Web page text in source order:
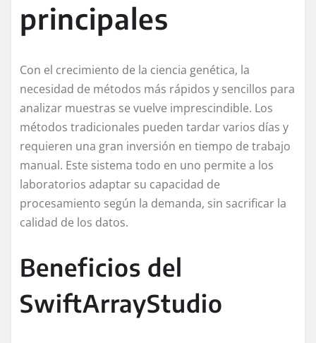
principales
Con el crecimiento de la ciencia genética, la
necesidad de métodos más rápidos y sencillos para
analizar muestras se vuelve imprescindible. Los
métodos tradicionales pueden tardar varios días y
requieren una gran inversión en tiempo de trabajo
manual. Este sistema todo en uno permite a los
laboratorios adaptar su capacidad de
procesamiento según la demanda, sin sacrificar la
calidad de los datos.
Beneficios del
SwiftArrayStudio